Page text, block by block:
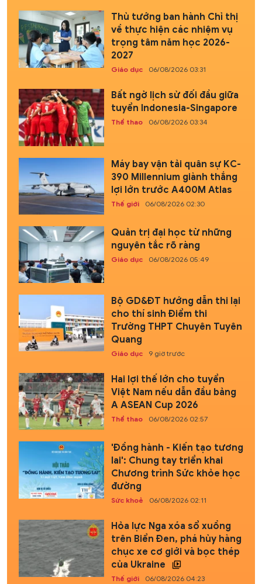
Thủ tướng ban hành Chỉ thị
về thực hiện các nhiệm vụ
trọng tâm năm học 2026-
2027
Giáo dục 06/08/2026 03:31
Bất ngờ lịch sử đối đầu giữa
tuyển Indonesia-Singapore
Thể thao 06/08/2026 03:34
Máy bay vận tải quân sự KC-
390 Millennium giành thắng
lợi lớn trước A400M Atlas
Thế giới 06/08/2026 02:30
Quản trị đại học từ những
nguyên tắc rõ ràng
Giáo dục 06/08/2026 05:49
Bộ GD&ĐT hướng dẫn thi lại
cho thí sinh Điểm thi
Trường THPT Chuyên Tuyên
Quang
Giáo dục 9 giờ trước
Hai lợi thế lớn cho tuyển
Việt Nam nếu dẫn đầu bảng
A ASEAN Cup 2026
Thể thao 06/08/2026 02:57
'Đồng hành - Kiến tạo tương
lai': Chung tay triển khai
Chương trình Sức khỏe học
đường
Sức khoẻ 06/08/2026 02:11
Hỏa lực Nga xóa sổ xuồng
trên Biển Đen, phá hủy hàng
chục xe cơ giới và bọc thép
của Ukraine
Thế giới 06/08/2026 04:23